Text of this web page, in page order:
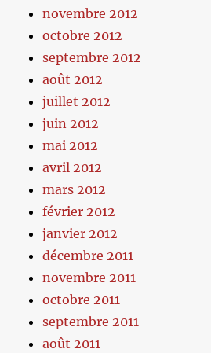
novembre 2012
octobre 2012
septembre 2012
août 2012
juillet 2012
juin 2012
mai 2012
avril 2012
mars 2012
février 2012
janvier 2012
décembre 2011
novembre 2011
octobre 2011
septembre 2011
août 2011